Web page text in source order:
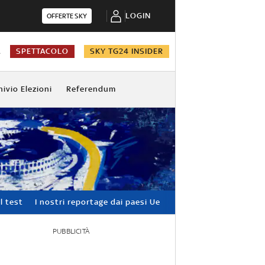
OFFERTE SKY LOGIN
SPETTACOLO SKY TG24 INSIDER
Elezioni Referendum
test I nostri reportage dai paesi Ue
PUBBLICITÀ